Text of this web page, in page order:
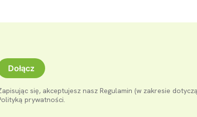
Dołącz
się, akceptujesz nasz Regulamin (w zakresie
prywatności.